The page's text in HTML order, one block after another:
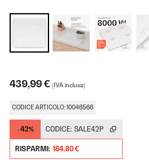
439,99 € (IVA inclusa)
CODICE ARTICOLO: 10046566
-42% CODICE: SALE42P
RISPARMI: 184,80 €